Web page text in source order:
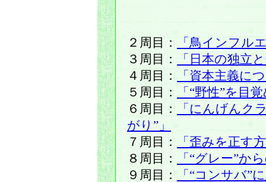
２周目：
「鳥インフル
３周目：
「日本の独立
４周目：
「資本主義に
５周目：
「“野性”を目
６周目：
「にんげんク
がり”」
７周目：
「歪みを正す
８周目：
「“グレー”か
９周目：
「“コンサバ”